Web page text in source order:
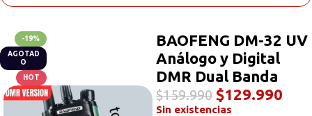
Inicio Radios Handys
-19%
AGOTAD
O
HOT
BAOFENG DM-32 UV
Análogo y Digital
DMR Dual Banda
$159.990 $129.990
Sin existencias